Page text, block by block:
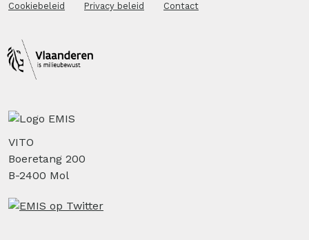
Cookiebeleid Privacy beleid Contact
VITO
Boeretang 200
B-2400 Mol